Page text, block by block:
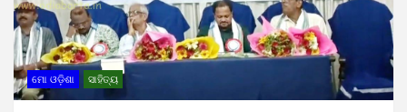
ମୋ ଓଡ଼ିଶା ସାହିତ୍ୟ